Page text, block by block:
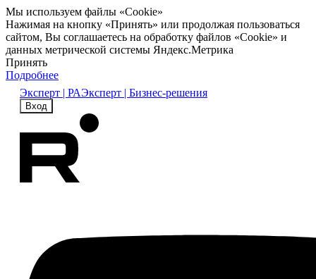
Мы используем файлы «Cookie»
Нажимая на кнопку «Принять» или продолжая пользоваться
сайтом, Вы соглашаетесь на обработку файлов «Cookie» и
данных метрической системы Яндекс.Метрика
Принять
Подробнее
Эксперт | РАЭксперт | Бизнес-решения
Вход